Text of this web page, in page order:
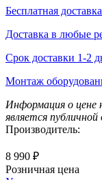
Бесплатная
Доставка в любые
Срок доставки 1-2
Монтаж
Информация о цене
является
Производитель:
8 990 ₽
Розничная цена